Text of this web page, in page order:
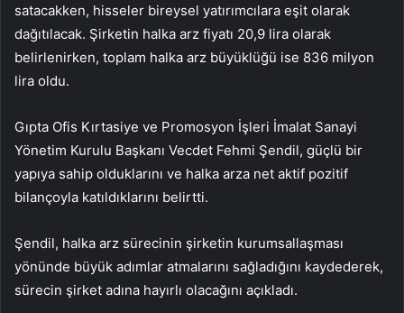
satacakken, hisseler bireysel yatırımcılara eşit olarak
dağıtılacak. Şirketin halka arz fiyatı 20,9 lira olarak
belirlenirken, toplam halka arz büyüklüğü ise 836 milyon
lira oldu.
Gıpta Ofis Kırtasiye ve Promosyon İşleri İmalat Sanayi
Yönetim Kurulu Başkanı Vecdet Fehmi Şendil, güçlü bir
yapıya sahip olduklarını ve halka arza net aktif pozitif
bilançoyla katıldıklarını belirtti.
Şendil, halka arz sürecinin şirketin kurumsallaşması
yönünde büyük adımlar atmalarını sağladığını kaydederek,
sürecin şirket adına hayırlı olacağını açıkladı.